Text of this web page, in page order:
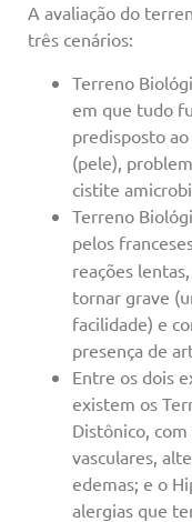
A avaliação do
três cenários:
Terreno
em que tudo
predisposto
(pele),
cistite
Terreno
pelos
reações
tornar grave
facilidade) e
presença de
Entre os dois
existem os
Distônico,
vasculares,
edemas; e o
alergias que